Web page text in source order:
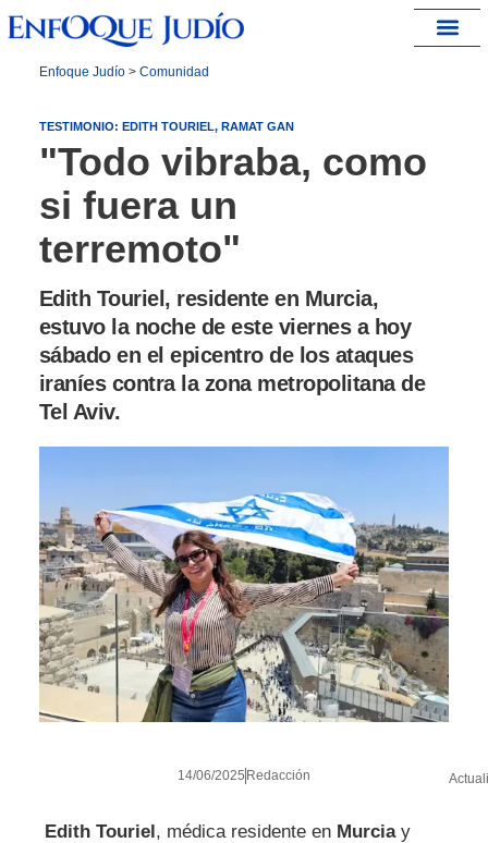
Enfoque Judío> Comunidad
TESTIMONIO: EDITH TOURIEL, RAMAT GAN
"Todo vibraba, como
si fuera un
terremoto"
Edith Touriel, residente en Murcia,
estuvo la noche de este viernes a hoy
sábado en el epicentro de los ataques
iraníes contra la zona metropolitana de
Tel Aviv.
14/06/2025 Redacción
Edith Touriel, médica residente en Murciay